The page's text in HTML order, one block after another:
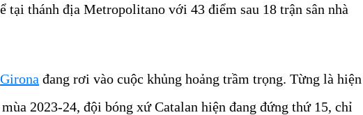
tại thánh địa Metropolitano với 43 điểm sau 18 trận sân nhà
Girona đang rơi vào cuộc khủng hoảng trầm trọng. Từng là hiện
2023-24, đội bóng xứ Catalan hiện đang đứng thứ 15, chỉ